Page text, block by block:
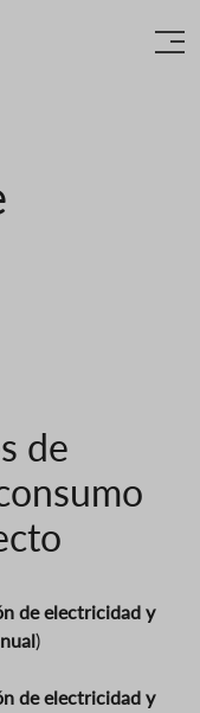
de
de electricidad y
)
de electricidad y